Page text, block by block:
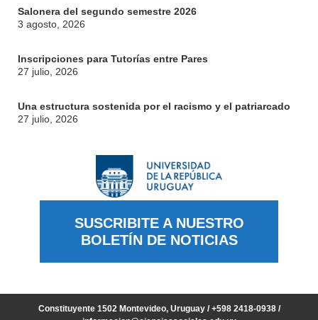
Salonera del segundo semestre 2026
3 agosto, 2026
Inscripciones para Tutorías entre Pares
27 julio, 2026
Una estructura sostenida por el racismo y el patriarcado
27 julio, 2026
SUSCRIBITE A NUESTRO
BOLETÍN DE NOTICIAS
Constituyente 1502 Montevideo, Uruguay / +598 2418-0938 /